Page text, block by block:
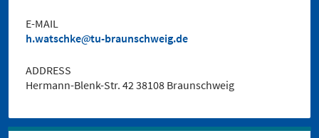
E-MAIL
h.watschke
tu-braunschweig.de
ADDRESS
Hermann-Blenk-Str. 42 38108 Braunschweig